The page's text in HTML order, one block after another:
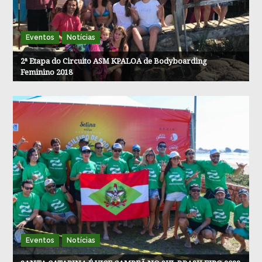
Eventos Notícias
2ª Etapa do Circuito ASM KPALOA de Bodyboarding
Feminino 2018
Eventos Notícias